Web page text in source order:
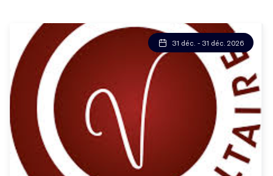
31 déc. - 31 déc. 2026